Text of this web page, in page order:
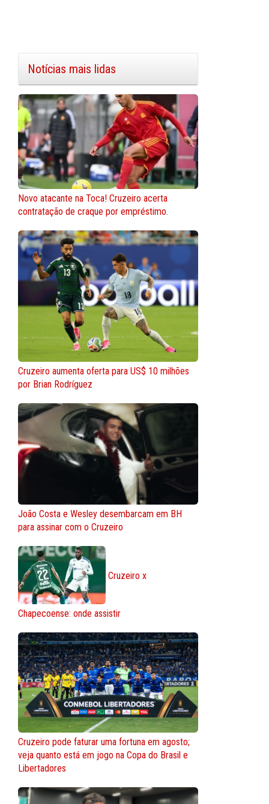
Notícias mais lidas
Novo atacante na Toca! Cruzeiro acerta
contratação de craque por empréstimo.
Cruzeiro aumenta oferta para US$ 10 milhões
por Brian Rodríguez
João Costa e Wesley desembarcam em BH
para assinar com o Cruzeiro
Cruzeiro x
Chapecoense: onde assistir
Cruzeiro pode faturar uma fortuna em agosto;
veja quanto está em jogo na Copa do Brasil e
Libertadores